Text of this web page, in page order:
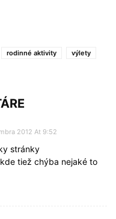
rodinné aktivity
výlety
2012 At 9:52
stránky
tiež chýba nejaké to